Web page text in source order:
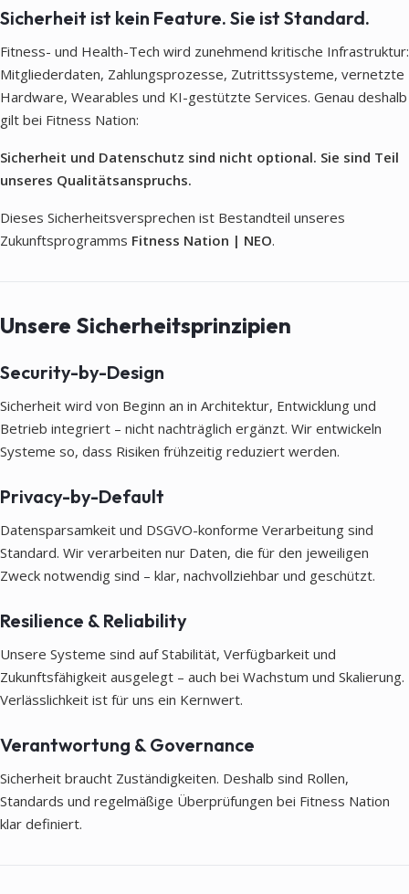
Sicherheit ist kein Feature. Sie ist Standard.
Fitness- und Health-Tech wird zunehmend kritische Infrastruktur:
Mitgliederdaten, Zahlungsprozesse, Zutrittssysteme, vernetzte
Hardware, Wearables und KI-gestützte Services. Genau deshalb
gilt bei Fitness Nation:
Sicherheit und Datenschutz sind nicht optional. Sie sind Teil
unseres Qualitätsanspruchs.
Dieses Sicherheitsversprechen ist Bestandteil unseres
Zukunftsprogramms Fitness Nation | NEO.
Unsere Sicherheitsprinzipien
Security-by-Design
Sicherheit wird von Beginn an in Architektur, Entwicklung und
Betrieb integriert – nicht nachträglich ergänzt. Wir entwickeln
Systeme so, dass Risiken frühzeitig reduziert werden.
Privacy-by-Default
Datensparsamkeit und DSGVO-konforme Verarbeitung sind
Standard. Wir verarbeiten nur Daten, die für den jeweiligen
Zweck notwendig sind – klar, nachvollziehbar und geschützt.
Resilience & Reliability
Unsere Systeme sind auf Stabilität, Verfügbarkeit und
Zukunftsfähigkeit ausgelegt – auch bei Wachstum und Skalierung.
Verlässlichkeit ist für uns ein Kernwert.
Verantwortung & Governance
Sicherheit braucht Zuständigkeiten. Deshalb sind Rollen,
Standards und regelmäßige Überprüfungen bei Fitness Nation
klar definiert.